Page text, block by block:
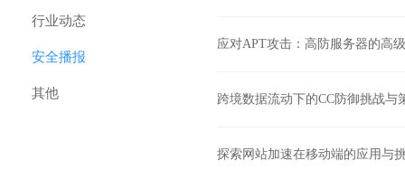
行业动态
安全播报
其他
应对APT攻击：高防服务器的高
跨境数据流动下的CC防御挑战与
探索网站加速在移动端的应用与